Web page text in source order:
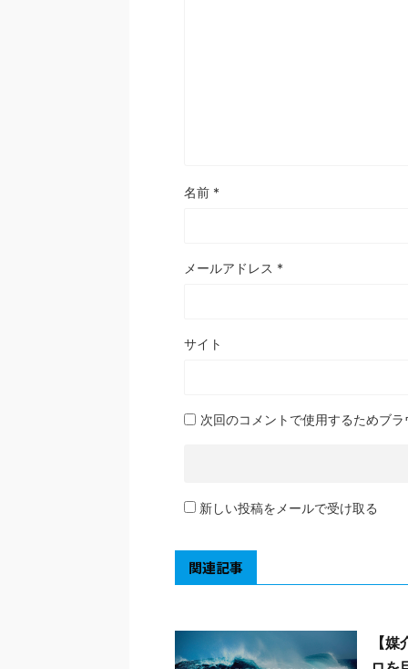
名前 *
メールアドレス *
サイト
次回のコメントで使用するためブ
新しい投稿をメールで受け取る
関連記事
【